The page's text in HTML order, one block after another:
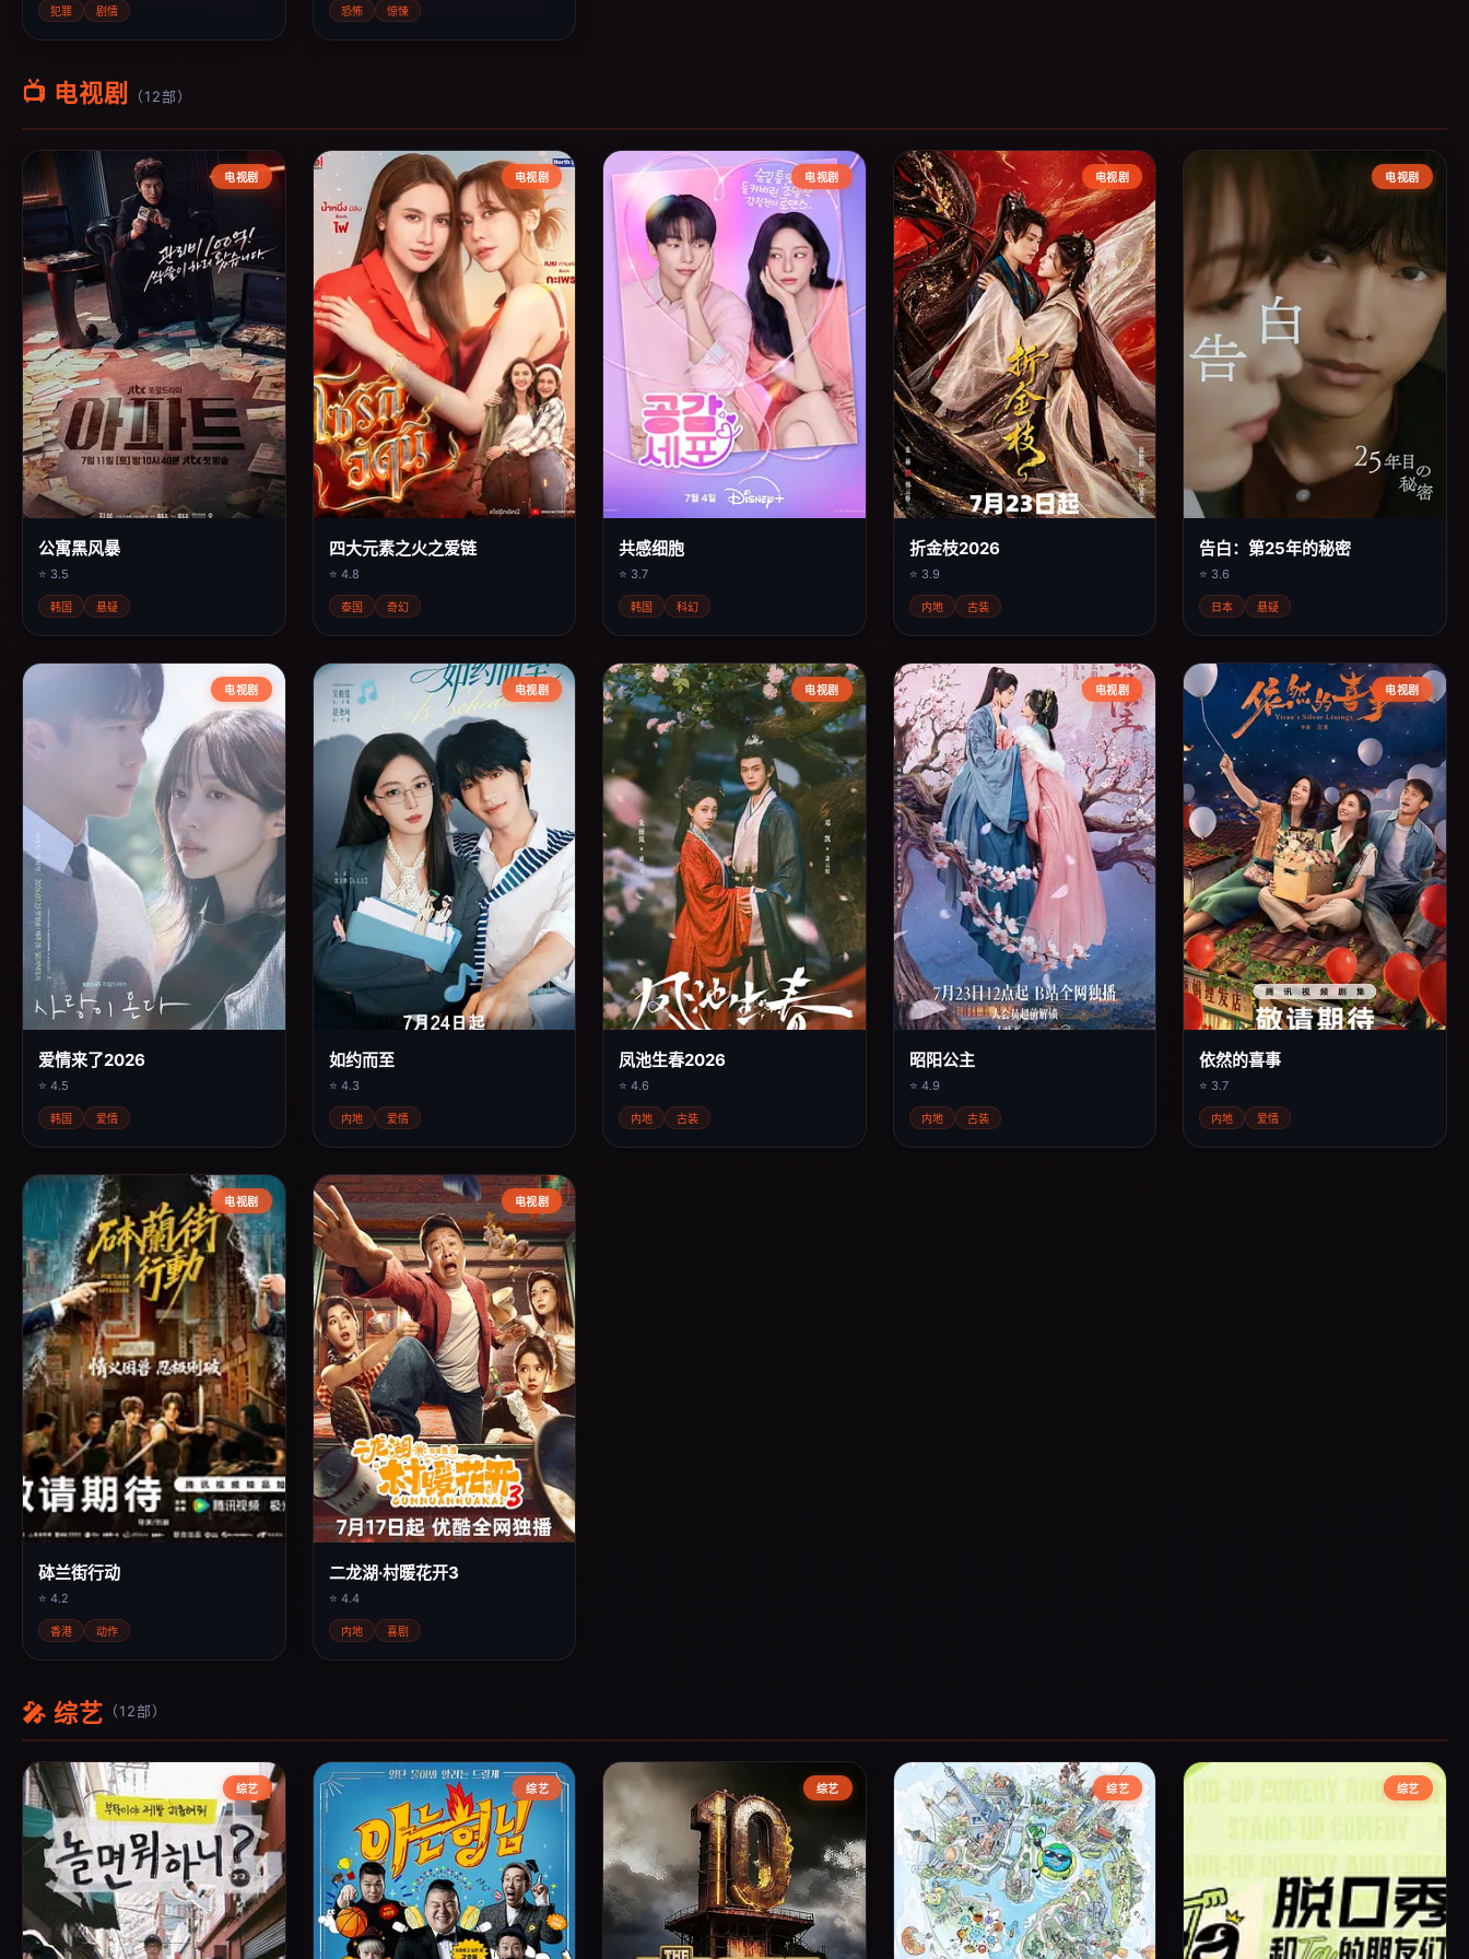
犯罪 剧情 恐怖 惊悚
📺 电视剧 （12部）
电视剧
公寓黑风暴
⭐ 3.5
韩国 悬疑
电视剧
四大元素之火之爱链
⭐ 4.8
泰国 奇幻
电视剧
共感细胞
⭐ 3.7
韩国 科幻
电视剧
折金枝2026
⭐ 3.9
内地 古装
电视剧
告白：第25年的秘密
⭐ 3.6
日本 悬疑
电视剧
爱情来了2026
⭐ 4.5
韩国 爱情
电视剧
如约而至
⭐ 4.3
内地 爱情
电视剧
凤池生春2026
⭐ 4.6
内地 古装
电视剧
昭阳公主
⭐ 4.9
内地 古装
电视剧
依然的喜事
⭐ 3.7
内地 爱情
电视剧
砵兰街行动
⭐ 4.2
香港 动作
电视剧
二龙湖·村暖花开3
⭐ 4.4
内地 喜剧
🎤 综艺 （12部）
综艺 综艺 综艺 综艺 综艺